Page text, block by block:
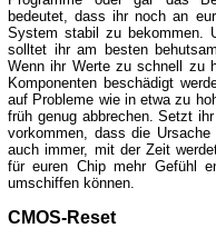
bedeutet, dass ihr noch an
System stabil zu bekommen.
solltet ihr am besten
Wenn ihr Werte zu schnell zu
Komponenten beschädigt
auf Probleme wie in etwa zu
früh genug abbrechen. Setzt
vorkommen, dass die
auch immer, mit der Zeit
für euren Chip mehr Gefühl
umschiffen können.
CMOS-Reset